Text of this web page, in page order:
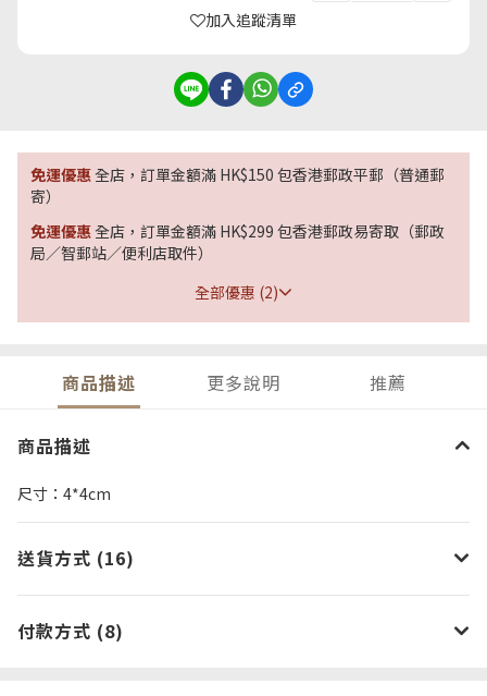
加入追蹤清單
免運優惠全店，訂單金額滿 HK$150 包香港郵政平郵（普通郵
寄）
免運優惠全店，訂單金額滿 HK$299 包香港郵政易寄取（郵政
局／智郵站／便利店取件）
全部優惠 (2)
商品描述 更多說明 推薦
商品描述
尺寸：4*4cm
送貨方式 (16)
付款方式 (8)